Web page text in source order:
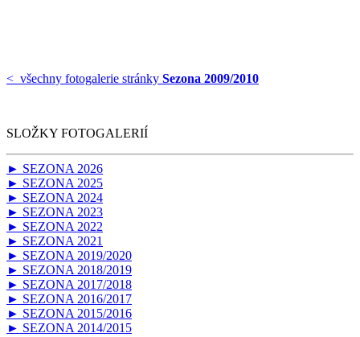
< všechny fotogalerie stránky Sezona 2009/2010
SLOŽKY FOTOGALERIÍ
► SEZONA 2026
► SEZONA 2025
► SEZONA 2024
► SEZONA 2023
► SEZONA 2022
► SEZONA 2021
► SEZONA 2019/2020
► SEZONA 2018/2019
► SEZONA 2017/2018
► SEZONA 2016/2017
► SEZONA 2015/2016
► SEZONA 2014/2015